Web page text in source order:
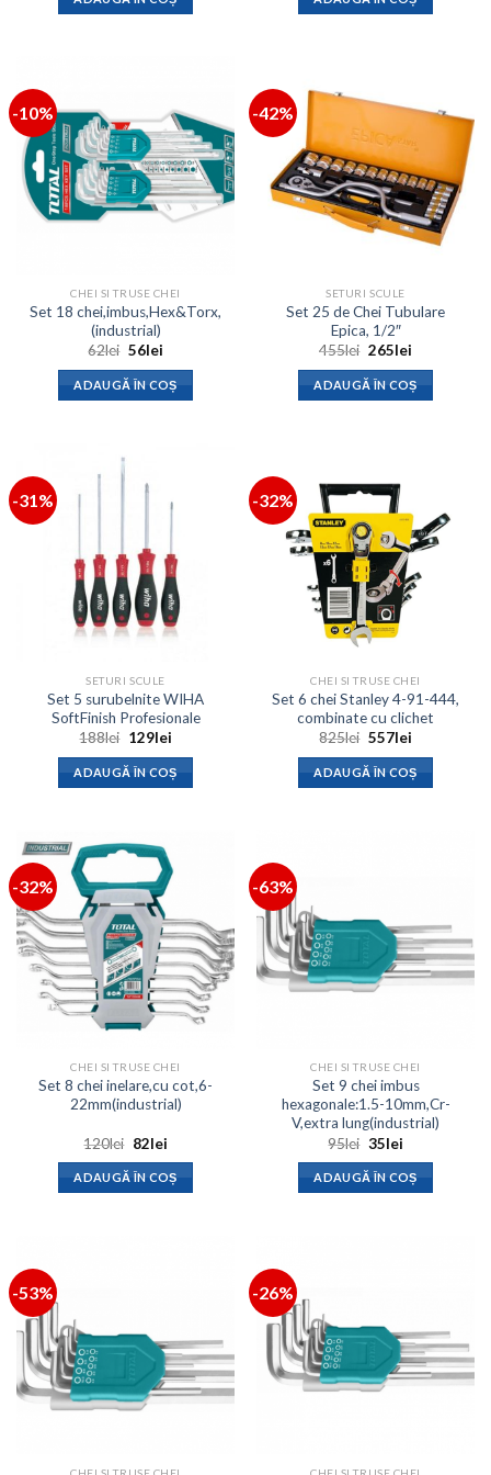
fost:
210lei.
168lei.
fost:
284lei.
221lei.
-10%
CHEI SI TRUSE CHEI
Set 18 chei,imbus,Hex&Torx,
(industrial)
62lei Prețul
a
fost:
62lei.
56leiPrețul
este:
56lei.
ADAUGĂ ÎN COȘ
-42%
SETURI SCULE
Set 25 de Chei Tubulare
Epica, 1/2″
455lei Prețul
a
fost:
455lei.
265leiPrețul
este:
265lei.
ADAUGĂ ÎN COȘ
-31%
SETURI SCULE
Set 5 surubelnite WIHA
SoftFinish Profesionale
188lei Prețul
a
fost:
188lei.
129leiPrețul
este:
129lei.
ADAUGĂ ÎN COȘ
-32%
CHEI SI TRUSE CHEI
Set 6 chei Stanley 4-91-444,
combinate cu clichet
825lei Prețul
a
fost:
825lei.
557leiPrețul
este:
557lei.
ADAUGĂ ÎN COȘ
-32%
CHEI SI TRUSE CHEI
Set 8 chei inelare,cu cot,6-
22mm(industrial)
120lei Prețul
a
fost:
120lei.
82leiPrețul
este:
82lei.
ADAUGĂ ÎN COȘ
-63%
CHEI SI TRUSE CHEI
Set 9 chei imbus
hexagonale:1.5-10mm,Cr-
V,extra lung(industrial)
95lei Prețul
a
fost:
95lei.
35leiPrețul
este:
35lei.
ADAUGĂ ÎN COȘ
-53% -26%